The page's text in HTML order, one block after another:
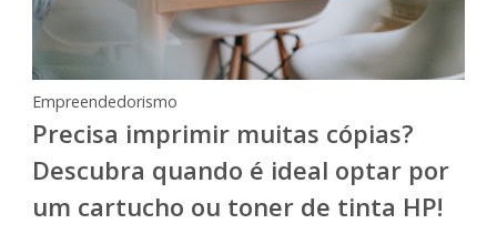
Empreendedorismo
Precisa imprimir muitas cópias?
Descubra quando é ideal optar por
um cartucho ou toner de tinta HP!